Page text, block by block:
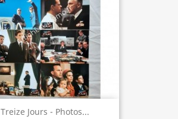
Treize Jours - Photos...